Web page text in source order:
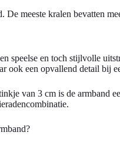
De meeste kralen bevatten
speelse en toch stijlvolle
ook een opvallend detail bij
van 3 cm is de armband